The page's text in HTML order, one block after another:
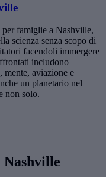
per famiglie a Nashville,
scienza senza scopo di
facendoli immergere
includono
mente, aviazione e
un planetario nel
non solo.